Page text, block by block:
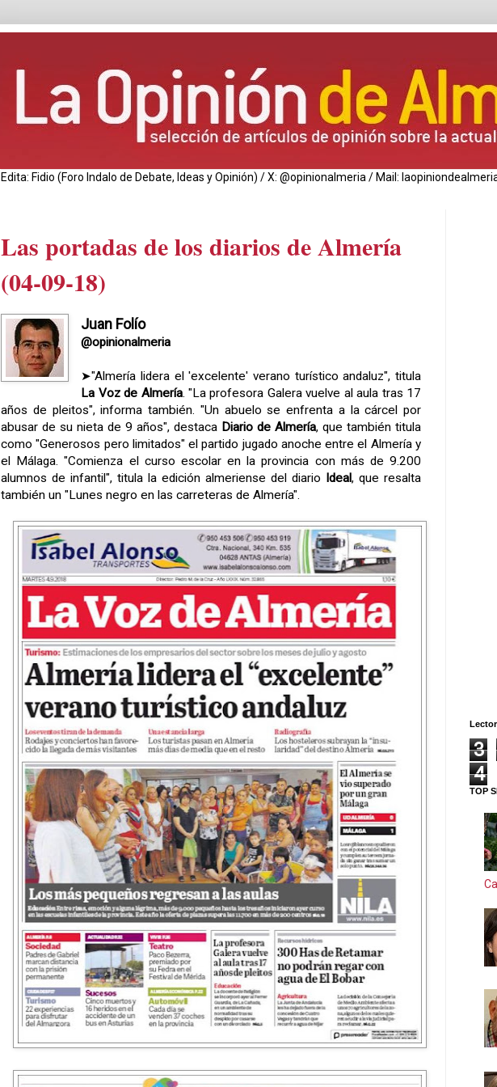
Edita: Fidio (Foro Indalo de Debate, Ideas y Opinión) / X: @opinionalmeria / Mail:
Las portadas de los diarios de Almería
(04-09-18)
Juan Folío
@opinionalmeria
➤"Almería lidera el 'excelente' verano turístico andaluz", titula
La Voz de Almería. "La profesora Galera vuelve al aula tras 17
años de pleitos", informa también. "Un abuelo se enfrenta a la cárcel por
abusar de su nieta de 9 años", destaca Diario de Almería, que también titula
como "Generosos pero limitados" el partido jugado anoche entre el Almería y
el Málaga. "Comienza el curso escolar en la provincia con más de 9.200
alumnos de infantil", titula la edición almeriense del diario
Ideal, que resalta
también un "Lunes negro en las carreteras de Almería".
3
4
TOP